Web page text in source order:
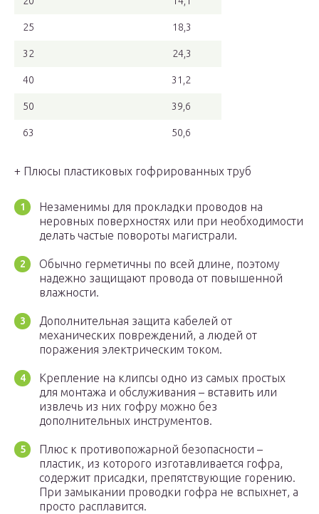
25 18,3
32 24,3
40 31,2
50 39,6
63 50,6
+ Плюсы пластиковых гофрированных труб
Незаменимы для прокладки проводов на
неровных поверхностях или при необходимости
делать частые повороты магистрали.
Обычно герметичны по всей длине, поэтому
надежно защищают провода от повышенной
влажности.
Дополнительная защита кабелей от
механических повреждений, а людей от
поражения электрическим током.
Крепление на клипсы одно из самых простых
для монтажа и обслуживания – вставить или
извлечь из них гофру можно без
дополнительных инструментов.
Плюс к противопожарной безопасности –
пластик, из которого изготавливается гофра,
содержит присадки, препятствующие горению.
При замыкании проводки гофра не вспыхнет, а
просто расплавится.